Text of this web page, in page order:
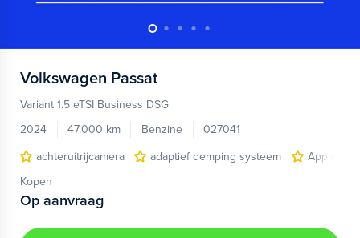
Volkswagen Passat
Variant 1.5 eTSI Business DSG
2024
47.000 km Benzine
027041
achteruitrijcamera
adaptief demping systeem
Apple
Kopen
Op aanvraag